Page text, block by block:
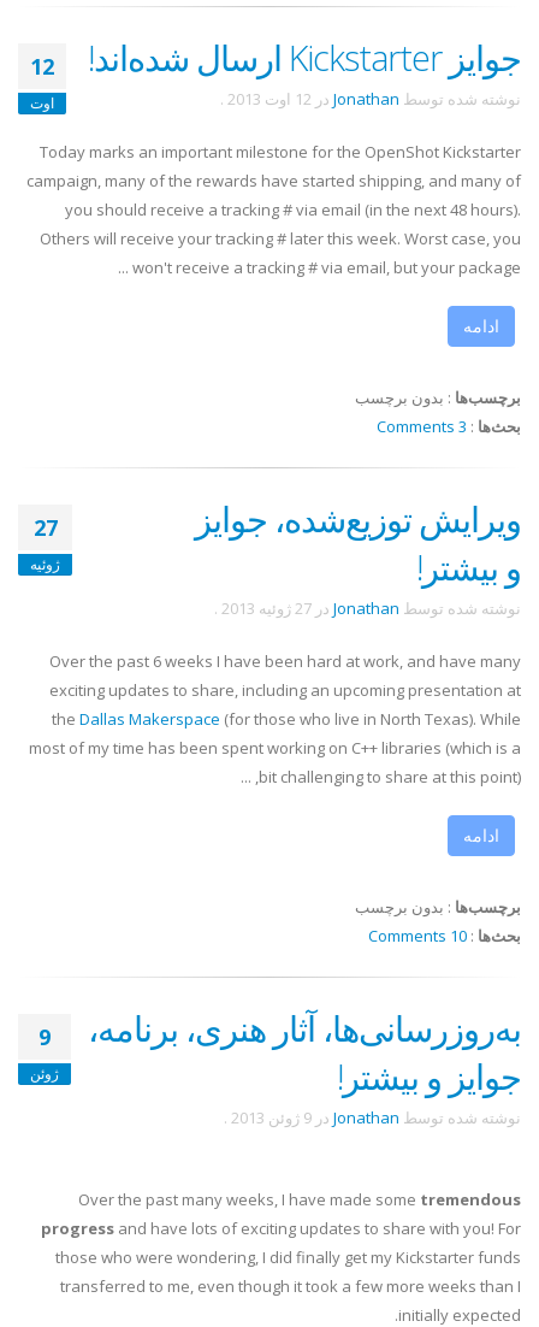
12
اوت
جوایز Kickstarter ارسال شده‌اند!
نوشته شده توسط Jonathan در 12 اوت 2013 .
Today marks an important milestone for the OpenShot Kickstarter
campaign, many of the rewards have started shipping, and many of
you should receive a tracking # via email (in the next 48 hours).
Others will receive your tracking # later this week. Worst case, you
won't receive a tracking # via email, but your package ...
ادامه
برچسب‌ها : بدون برچسب
بحث‌ها :
3 Comments
27
ژوئیه
ویرایش توزیع‌شده، جوایز
و بیشتر!
نوشته شده توسط Jonathan در 27 ژوئیه 2013 .
Over the past 6 weeks I have been hard at work, and have many
exciting updates to share, including an upcoming presentation at
the Dallas Makerspace (for those who live in North Texas). While
most of my time has been spent working on C++ libraries (which is a
bit challenging to share at this point), ...
ادامه
برچسب‌ها : بدون برچسب
بحث‌ها :
10 Comments
9
ژوئن
به‌روزرسانی‌ها، آثار هنری، برنامه،
جوایز و بیشتر!
نوشته شده توسط Jonathan در 9 ژوئن 2013 .
Over the past many weeks, I have made some tremendous
progress and have lots of exciting updates to share with you! For
those who were wondering, I did finally get my Kickstarter funds
transferred to me, even though it took a few more weeks than I
initially expected.